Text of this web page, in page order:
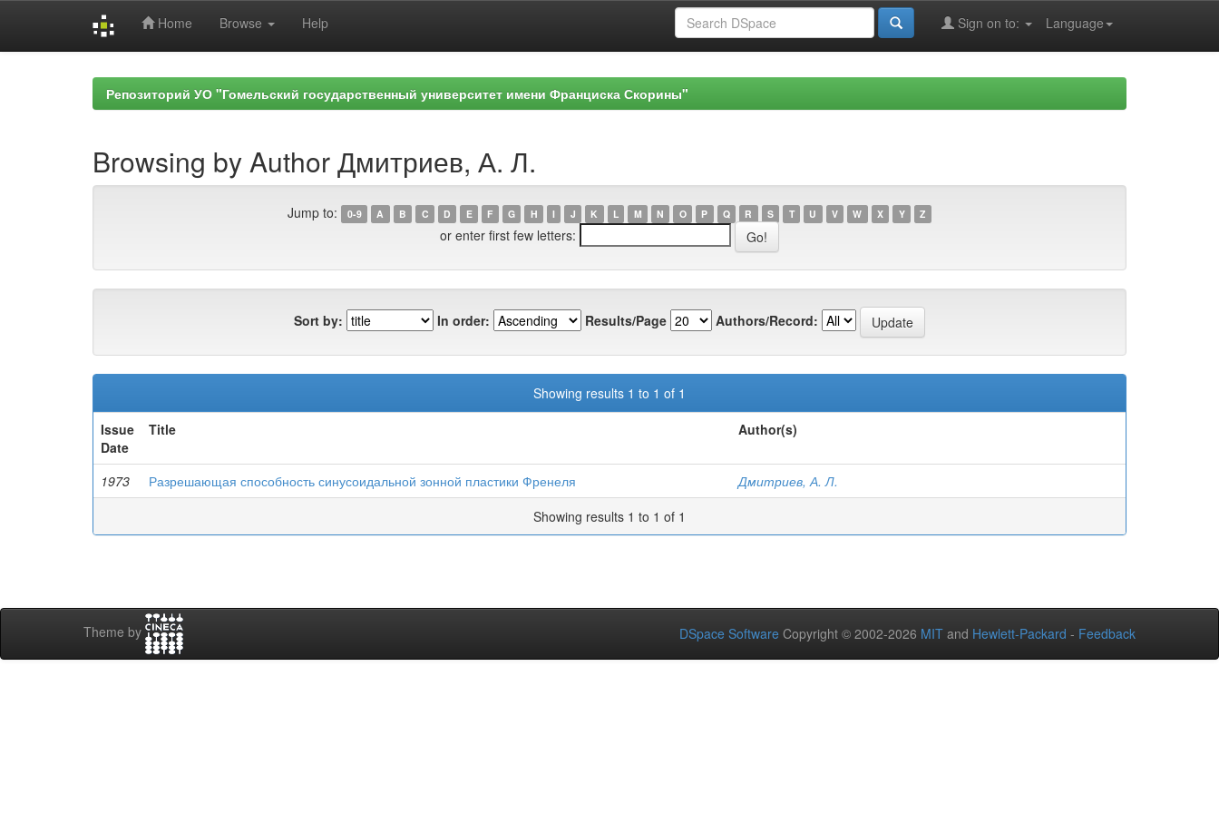
Home Browse Help Language
Sign on to:
Репозиторий УО "Гомельский государственный университет имени Франциска Скорины"
Browsing by Author Дмитриев, А. Л.
Jump to: 0-9 A B C D E F G H I J K L M N O P Q R S T U V W X Y Z
or enter first few letters:
Sort by: In order: Results/Page Authors/Record:
Showing results 1 to 1 of 1
Issue
Date
Title Author(s)
1973 Разрешающая способность синусоидальной зонной пластики Френеля
Дмитриев, А. Л.
Showing results 1 to 1 of 1
Theme by DSpace Software Copyright © 2002-2026 MIT and Hewlett-Packard - Feedback